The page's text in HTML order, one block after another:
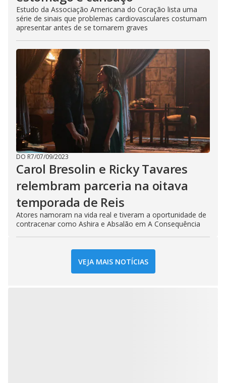
Estudo da Associação Americana do Coração lista uma
série de sinais que problemas cardiovasculares costumam
apresentar antes de se tornarem graves
DO R7/07/09/2023
Carol Bresolin e Ricky Tavares
relembram parceria na oitava
temporada de Reis
Atores namoram na vida real e tiveram a oportunidade de
contracenar como Ashira e Absalão em A Consequência
VEJA MAIS NOTÍCIAS